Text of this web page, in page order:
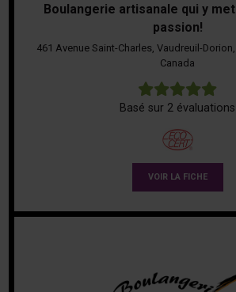
Boulangerie artisanale qui y
passion!
461 Avenue Saint-Charles, Vaudreuil-
Canada
Basé sur 2 évaluations
VOIR LA FICHE